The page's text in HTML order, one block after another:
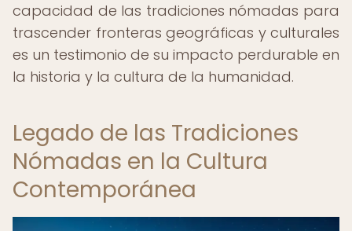
capacidad de las tradiciones nómadas para
trascender fronteras geográficas y culturales
es un testimonio de su impacto perdurable en
la historia y la cultura de la humanidad.
Legado de las Tradiciones
Nómadas en la Cultura
Contemporánea